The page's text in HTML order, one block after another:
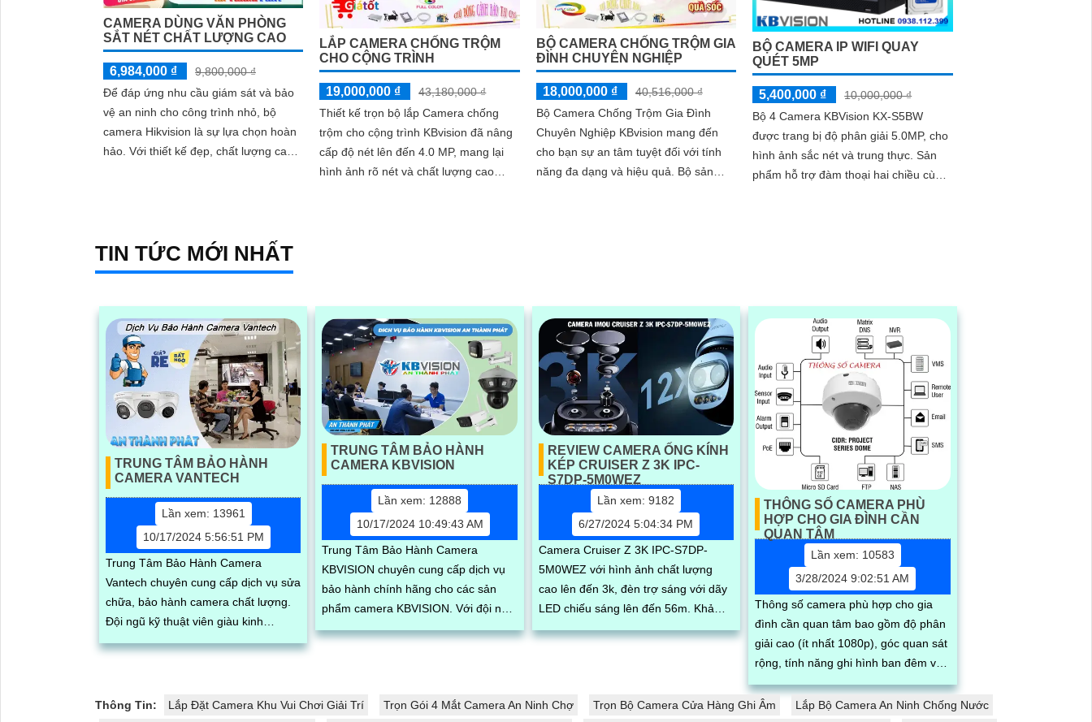
CAMERA DÙNG VĂN PHÒNG
SẮT NÉT CHẤT LƯỢNG CAO
6,984,000 ₫
9,800,000 ₫
Để đáp ứng nhu cầu giám sát và bảo
vệ an ninh cho công trình nhỏ, bộ
camera Hikvision là sự lựa chọn hoàn
hảo. Với thiết kế đẹp, chất lượng cao
LẮP CAMERA CHỐNG TRỘM
CHO CỘNG TRÌNH
19,000,000 ₫
43,180,000 ₫
Thiết kế trọn bộ lắp Camera chống
trộm cho cộng trình KBvision đã nâng
cấp độ nét lên đến 4.0 MP, mang lại
hình ảnh rõ nét và chất lượng cao
BỘ CAMERA CHỐNG TRỘM GIA
ĐÌNH CHUYÊN NGHIỆP
18,000,000 ₫
40,516,000 ₫
Bộ Camera Chống Trộm Gia Đình
Chuyên Nghiệp KBvision mang đến
cho bạn sự an tâm tuyệt đối với tính
năng đa dạng và hiệu quả. Bộ sản
BỘ CAMERA IP WIFI QUAY
QUÉT 5MP
5,400,000 ₫
10,000,000 ₫
Bộ 4 Camera KBVision KX-S5BW
được trang bị độ phân giải 5.0MP, cho
hình ảnh sắc nét và trung thực. Sản
phẩm hỗ trợ đàm thoại hai chiều cùng
TIN TỨC MỚI NHẤT
TRUNG TÂM BẢO HÀNH
CAMERA VANTECH
Lần xem: 13961
10/17/2024 5:56:51 PM
Trung Tâm Bảo Hành Camera
Vantech chuyên cung cấp dịch vụ sửa
chữa, bảo hành camera chất lượng.
Đội ngũ kỹ thuật viên giàu kinh
nghiệm, nhiệt tình sẽ giúp bạn khắc
TRUNG TÂM BẢO HÀNH
CAMERA KBVISION
Lần xem: 12888
10/17/2024 10:49:43 AM
Trung Tâm Bảo Hành Camera
KBVISION chuyên cung cấp dịch vụ
bảo hành chính hãng cho các sản
phẩm camera KBVISION. Với đội ngũ
kỹ thuật viên giàu kinh nghiệm, chúng
REVIEW CAMERA ỐNG KÍNH
KÉP CRUISER Z 3K IPC-
S7DP-5M0WEZ
Lần xem: 9182
6/27/2024 5:04:34 PM
Camera Cruiser Z 3K IPC-S7DP-
5M0WEZ với hình ảnh chất lượng
cao lên đến 3k, đèn trợ sáng với dãy
LED chiếu sáng lên đến 56m. Khả
năng quay xoay, zoom 12x cùng góc
THÔNG SỐ CAMERA PHÙ
HỢP CHO GIA ĐÌNH CẦN
QUAN TÂM
Lần xem: 10583
3/28/2024 9:02:51 AM
Thông số camera phù hợp cho gia
đình cần quan tâm bao gồm độ phân
giải cao (ít nhất 1080p), góc quan sát
rộng, tính năng ghi hình ban đêm và
hồng ngoại, khả năng kết nối mạng...
Thông Tin:
Lắp Đặt Camera Khu Vui Chơi Giải Trí Trọn Gói 4 Mắt Camera An Ninh Chợ Trọn Bộ Camera Cửa Hàng Ghi Âm
Lắp Bộ Camera An Ninh Chống Nước